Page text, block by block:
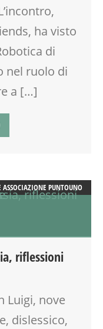
ha visto
di
nel ruolo di
a […]
ASSOCIAZIONE PUNTOUNO
riflessioni
Luigi, nove
dislessico,